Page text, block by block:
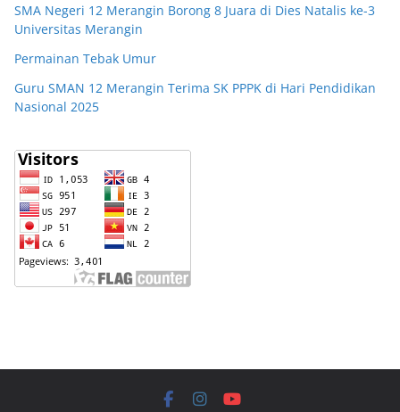
SMA Negeri 12 Merangin Borong 8 Juara di Dies Natalis ke-3
Universitas Merangin
Permainan Tebak Umur
Guru SMAN 12 Merangin Terima SK PPPK di Hari Pendidikan
Nasional 2025